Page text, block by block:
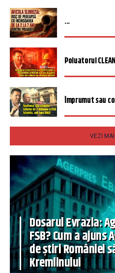
...
Poluatorul
Împrumut sau
VEZI MAI
Dosarul Evrazia:
FSB? Cum a
de știri României
Kremlinului